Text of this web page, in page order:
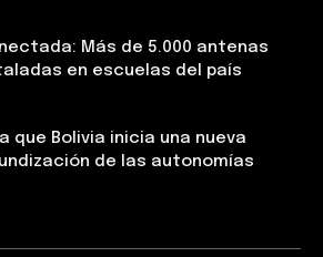
Más de 5.000 antenas
en escuelas del país
que Bolivia inicia una nueva
de las autonomías